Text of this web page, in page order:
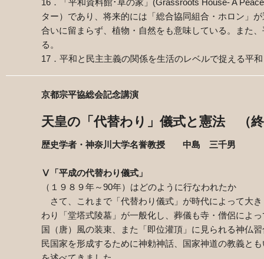
16 ．「平和資料館･草の家」 (Grassroots House‐A
ター）であり、将来的には「総合協同組合・ホロン」
合いに留まらず、植物・自然をも意味している。また
る。
17 ．平和と民主主義の関係を生活のレベルで捉える平
京都宗平協総会記念講演
天皇の「代替わり」儀式と憲法 （
歴史学者・神奈川大学名誉教授 中島 三千男
Ⅴ「平成の代替わり儀式」
（１９８９年～90年）はどのように行なわれたか
さて、これまで「代替わり儀式」が時代によって大
わり「堂塔式陵墓」が一般化し、葬儀も寺・僧侶によ
国（唐）風の装束、また「即位灌頂」に見られる神仏
民国家を形成するために神勅神話、国家神道の教義と